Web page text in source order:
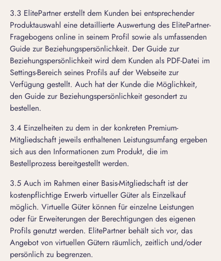
3.3 ElitePartner erstellt dem Kunden bei entsprechender
Produktauswahl eine detaillierte Auswertung des ElitePartner-
Fragebogens online in seinem Profil sowie als umfassenden
Guide zur Beziehungspersönlichkeit. Der Guide zur
Beziehungspersönlichkeit wird dem Kunden als PDF-Datei im
Settings-Bereich seines Profils auf der Webseite zur
Verfügung gestellt. Auch hat der Kunde die Möglichkeit,
den Guide zur Beziehungspersönlichkeit gesondert zu
bestellen.
3.4 Einzelheiten zu dem in der konkreten Premium-
Mitgliedschaft jeweils enthaltenen Leistungsumfang ergeben
sich aus den Informationen zum Produkt, die im
Bestellprozess bereitgestellt werden.
3.5 Auch im Rahmen einer Basis-Mitgliedschaft ist der
kostenpflichtige Erwerb virtueller Güter als Einzelkauf
möglich. Virtuelle Güter können für einzelne Leistungen
oder für Erweiterungen der Berechtigungen des eigenen
Profils genutzt werden. ElitePartner behält sich vor, das
Angebot von virtuellen Gütern räumlich, zeitlich und/oder
persönlich zu begrenzen.